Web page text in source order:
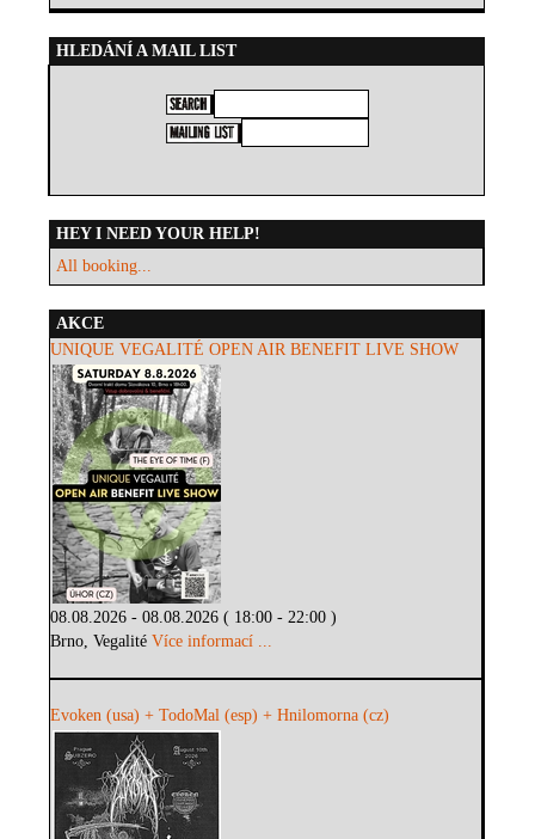
HLEDÁNÍ A MAIL LIST
HEY I NEED YOUR HELP!
All booking...
AKCE
UNIQUE VEGALITÉ OPEN AIR BENEFIT LIVE SHOW
08.08.2026 - 08.08.2026 ( 18:00 - 22:00 )
Brno, VegalitéVíce informací ...
Evoken (usa) + TodoMal (esp) + Hnilomorna (cz)